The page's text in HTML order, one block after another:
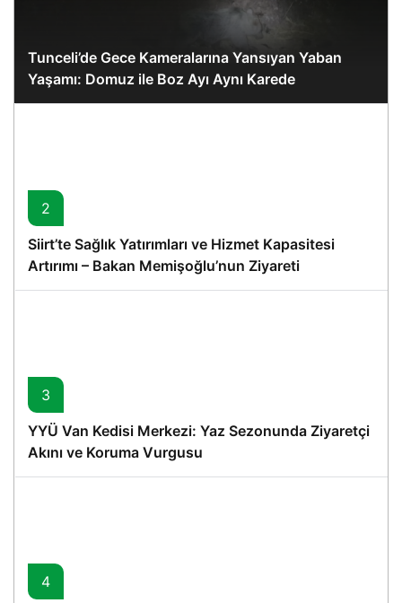
Tunceli’de Gece Kameralarına Yansıyan Yaban
Yaşamı: Domuz ile Boz Ayı Aynı Karede
2
Siirt’te Sağlık Yatırımları ve Hizmet Kapasitesi
Artırımı – Bakan Memişoğlu’nun Ziyareti
3
YYÜ Van Kedisi Merkezi: Yaz Sezonunda Ziyaretçi
Akını ve Koruma Vurgusu
4